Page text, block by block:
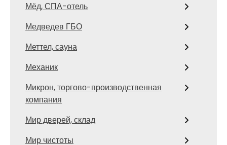
Мёд, СПА-отель
Медведев ГБО
Меттел, сауна
Механик
Микрон, торгово-производственная
компания
Мир дверей, склад
Мир чистоты